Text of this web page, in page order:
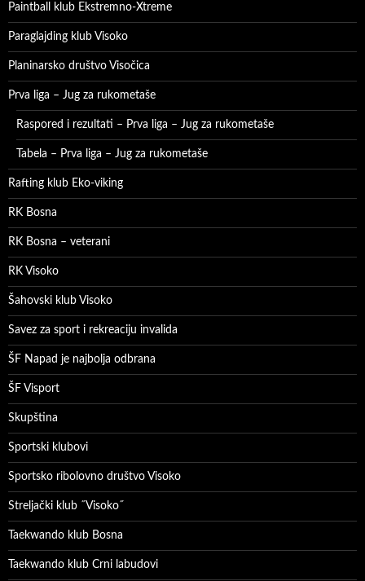
Paintball klub Ekstremno-Xtreme
Paraglajding klub Visoko
Planinarsko društvo Visočica
Prva liga – Jug za rukometaše
Raspored i rezultati – Prva liga – Jug za rukometaše
Tabela – Prva liga – Jug za rukometaše
Rafting klub Eko-viking
RK Bosna
RK Bosna – veterani
RK Visoko
Šahovski klub Visoko
Savez za sport i rekreaciju invalida
ŠF Napad je najbolja odbrana
ŠF Visport
Skupština
Sportski klubovi
Sportsko ribolovno društvo Visoko
Streljački klub ˝Visoko˝
Taekwando klub Bosna
Taekwando klub Crni labudovi